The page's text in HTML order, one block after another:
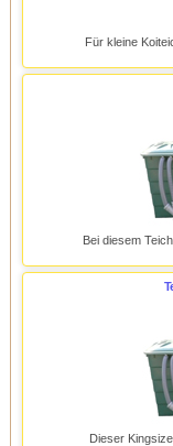
Für kleine
Bei diesem
Dieser